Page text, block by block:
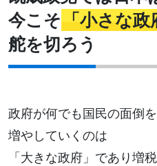
今こそ
「小さな政
舵を切ろう
政府が何でも国民の面倒
増やしていくのは
「大きな政府」であり増